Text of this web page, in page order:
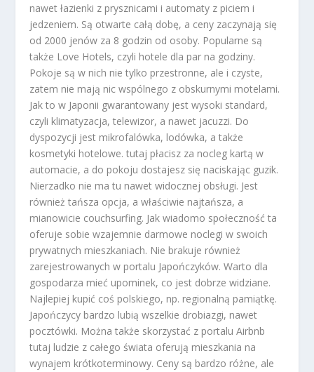
nawet łazienki z prysznicami i automaty z piciem i
jedzeniem. Są otwarte całą dobę, a ceny zaczynają się
od 2000 jenów za 8 godzin od osoby. Popularne są
także Love Hotels, czyli hotele dla par na godziny.
Pokoje są w nich nie tylko przestronne, ale i czyste,
zatem nie mają nic wspólnego z obskurnymi motelami.
Jak to w Japonii gwarantowany jest wysoki standard,
czyli klimatyzacja, telewizor, a nawet jacuzzi. Do
dyspozycji jest mikrofalówka, lodówka, a także
kosmetyki hotelowe. tutaj płacisz za nocleg kartą w
automacie, a do pokoju dostajesz się naciskając guzik.
Nierzadko nie ma tu nawet widocznej obsługi. Jest
również tańsza opcja, a właściwie najtańsza, a
mianowicie couchsurfing. Jak wiadomo społeczność ta
oferuje sobie wzajemnie darmowe noclegi w swoich
prywatnych mieszkaniach. Nie brakuje również
zarejestrowanych w portalu Japończyków. Warto dla
gospodarza mieć upominek, co jest dobrze widziane.
Najlepiej kupić coś polskiego, np. regionalną pamiątkę.
Japończycy bardzo lubią wszelkie drobiazgi, nawet
pocztówki. Można także skorzystać z portalu Airbnb
tutaj ludzie z całego świata oferują mieszkania na
wynajem krótkoterminowy. Ceny są bardzo różne, ale